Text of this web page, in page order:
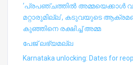
‘പ്രപഞ്ചത്തില്‍ അമ്മയെക്കാള്‍
മറ്റാരുമില്ല’, കടുവയുടെ
കുഞ്ഞിനെ രക്ഷിച്ച് അമ്മ
പേജ് ലഭ്യമല്ല
Karnataka unlocking: Dates for